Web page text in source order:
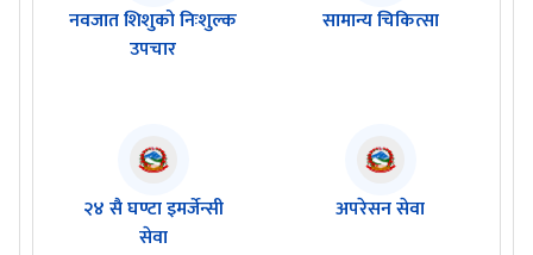
नवजात शिशुको निःशुल्क
उपचार
सामान्य चिकित्सा
२४ सै घण्टा इमर्जेन्सी
सेवा
अपरेसन सेवा